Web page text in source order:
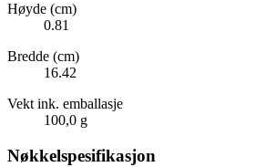
Høyde (cm)
0.81
Bredde (cm)
16.42
Vekt ink. emballasje
100,0 g
Nøkkelspesifikasjon